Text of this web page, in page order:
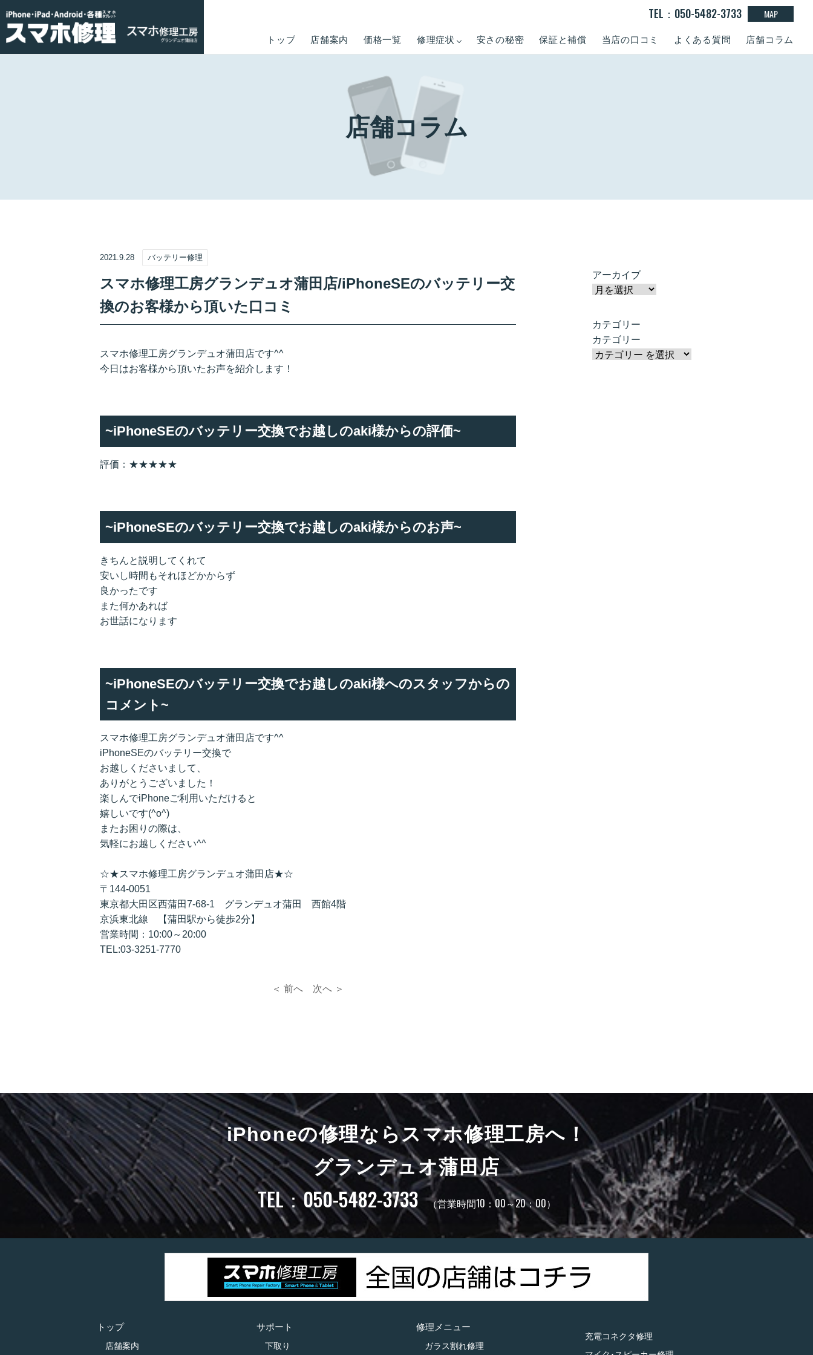
トップ 店舗案内 価格一覧 修理症状 安さの秘密 保証と補償 当店の口コミ よくある質問 店舗コラム
TEL：050-5482-3733 MAP
店舗コラム
2021.9.28 バッテリー修理
スマホ修理工房グランデュオ蒲田店/iPhoneSEのバッテリー交
換のお客様から頂いた口コミ
スマホ修理工房グランデュオ蒲田店です^^
今日はお客様から頂いたお声を紹介します！
~iPhoneSEのバッテリー交換でお越しのaki様からの評価~
評価：★★★★★
~iPhoneSEのバッテリー交換でお越しのaki様からのお声~
きちんと説明してくれて
安いし時間もそれほどかからず
良かったです
また何かあれば
お世話になります
~iPhoneSEのバッテリー交換でお越しのaki様へのスタッフからの
コメント~
スマホ修理工房グランデュオ蒲田店です^^
iPhoneSEのバッテリー交換で
お越しくださいまして、
ありがとうございました！
楽しんでiPhoneご利用いただけると
嬉しいです(^o^)
またお困りの際は、
気軽にお越しください^^
☆★スマホ修理工房グランデュオ蒲田店★☆
〒144-0051
東京都大田区西蒲田7-68-1 グランデュオ蒲田 西館4階
京浜東北線 【蒲田駅から徒歩2分】
営業時間：10:00～20:00
TEL:03-3251-7770
＜ 前へ 次へ ＞
アーカイブ
カテゴリー
カテゴリー
iPhoneの修理ならスマホ修理工房へ！
グランデュオ蒲田店
TEL：050-5482-3733 （営業時間10：00～20：00）
トップ
店舗案内
サポート
下取り
修理メニュー
ガラス割れ修理
充電コネクタ修理